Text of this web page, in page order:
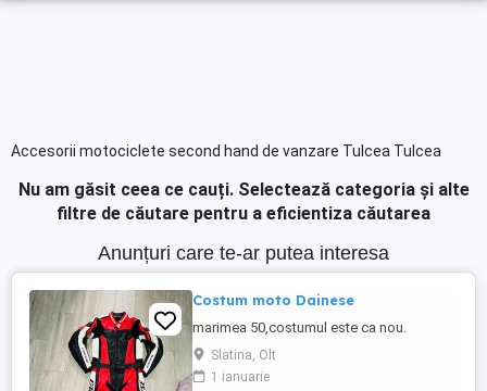
Accesorii motociclete second hand de vanzare Tulcea Tulcea
Nu am găsit ceea ce cauți. Selectează categoria și alte
filtre de căutare pentru a eficientiza căutarea
Anunțuri care te-ar putea interesa
Costum moto Dainese
marimea 50,costumul este ca nou.
Slatina, Olt
1 ianuarie